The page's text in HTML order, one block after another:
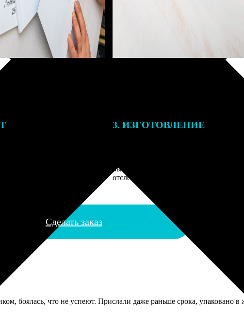
3. ИЗГОТОВЛЕНИЕ
вы получите письмо с трек-номером для
отслеживания.
Сделать заказ
боялась, что не успеют. Прислали даже раньше срока, упаковано